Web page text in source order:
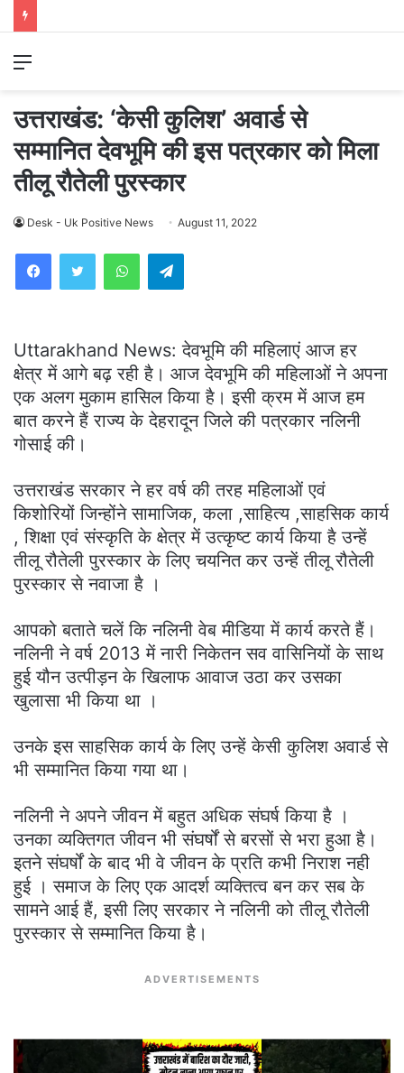
Menu
उत्तराखंड: ‘केसी कुलिश’ अवार्ड से
सम्मानित देवभूमि की इस पत्रकार को मिला
तीलू रौतेली पुरस्कार
Desk - Uk Positive News August 11, 2022
WhatsAppTelegram
Uttarakhand News: देवभूमि की महिलाएं आज हर
क्षेत्र में आगे बढ़ रही है। आज देवभूमि की महिलाओं ने अपना
एक अलग मुकाम हासिल किया है। इसी क्रम में आज हम
बात करने हैं राज्य के देहरादून जिले की पत्रकार नलिनी
गोसाई की।
उत्तराखंड सरकार ने हर वर्ष की तरह महिलाओं एवं
किशोरियों जिन्होंने सामाजिक, कला ,साहित्य ,साहसिक कार्य
, शिक्षा एवं संस्कृति के क्षेत्र में उत्कृष्ट कार्य किया है उन्हें
तीलू रौतेली पुरस्कार के लिए चयनित कर उन्हें तीलू रौतेली
पुरस्कार से नवाजा है ।
आपको बताते चलें कि नलिनी वेब मीडिया में कार्य करते हैं।
नलिनी ने वर्ष 2013 में नारी निकेतन सव वासिनियों के साथ
हुई यौन उत्पीड़न के खिलाफ आवाज उठा कर उसका
खुलासा भी किया था ।
उनके इस साहसिक कार्य के लिए उन्हें केसी कुलिश अवार्ड से
भी सम्मानित किया गया था।
नलिनी ने अपने जीवन में बहुत अधिक संघर्ष किया है ।
उनका व्यक्तिगत जीवन भी संघर्षों से बरसों से भरा हुआ है।
इतने संघर्षों के बाद भी वे जीवन के प्रति कभी निराश नही
हुई । समाज के लिए एक आदर्श व्यक्तित्व बन कर सब के
सामने आई हैं, इसी लिए सरकार ने नलिनी को तीलू रौतेली
पुरस्कार से सम्मानित किया है।
ADVERTISEMENTS